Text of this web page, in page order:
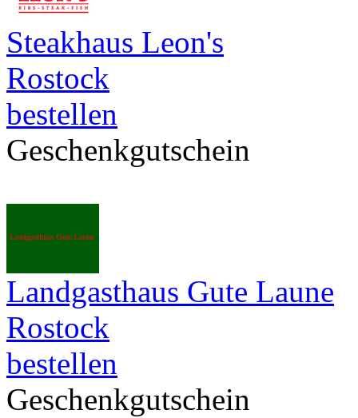
Steakhaus Leon's
Rostock
bestellen
Geschenkgutschein
Landgasthaus Gute Laune
Rostock
bestellen
Geschenkgutschein